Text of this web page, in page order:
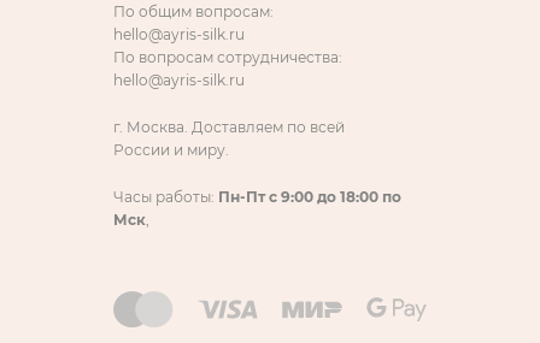
По общим вопросам:
hello@ayris-silk.ru
По вопросам сотрудничества:
hello@ayris-silk.ru
г. Москва. Доставляем по всей
России и миру.
Часы работы: Пн-Пт с 9:00 до 18:00 по
Мск